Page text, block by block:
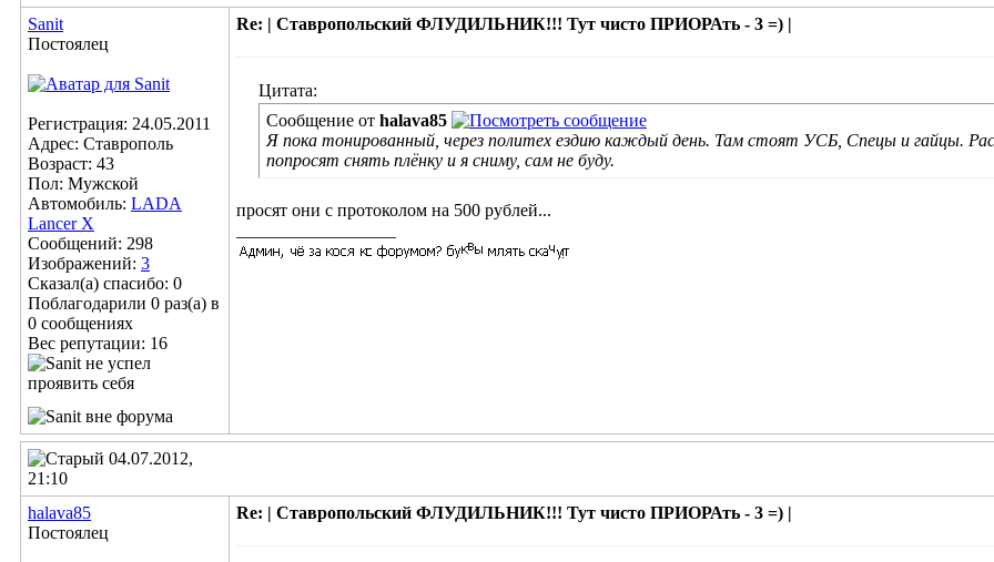
Sanit
Постоялец
Регистрация: 24.05.2011
Адрес: Ставрополь
Возраст: 43
Пол: Мужской
Автомобиль: LADA
Lancer X
Сообщений: 298
Изображений: 3
Сказал(а) спасибо: 0
Поблагодарили 0 раз(а) в
0 сообщениях
Вес репутации: 16
Re: | Ставропольский ФЛУДИЛЬНИК!!! Тут чисто ПРИОРАть - 3 =) |
Цитата:
Сообщение от halava85
Я пока тонированный, через политех ездию каждый день. Там стоят УСБ, Спецы и гайцы.
попросят снять плёнку и я сниму, сам не буду.
просят они с протоколом на 500 рублей...
04.07.2012,
21:10
halava85
Постоялец
Re: | Ставропольский ФЛУДИЛЬНИК!!! Тут чисто ПРИОРАть - 3 =) |